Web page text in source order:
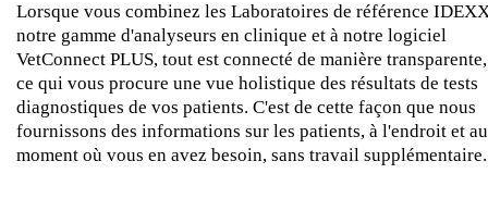
Lorsque vous combinez les Laboratoires de référence
notre gamme d'analyseurs en clinique et à notre logiciel
VetConnect PLUS, tout est connecté de manière transparente,
ce qui vous procure une vue holistique des résultats de tests
diagnostiques de vos patients. C'est de cette façon que nous
fournissons des informations sur les patients, à l'endroit et au
moment où vous en avez besoin, sans travail supplémentaire.